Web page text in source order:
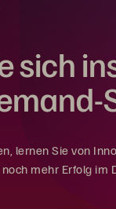
sich
lernen Sie von
mehr Erfolg im